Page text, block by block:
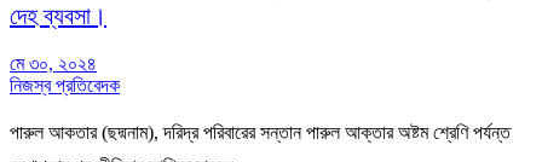
দেহ ব্যবসা।
মে ৩০, ২০২৪
নিজস্ব প্রতিবেদক
পারুল আকতার (ছদ্মনাম), দরিদ্র পরিবারের সন্তান পারুল আক্তার অষ্টম শ্রেণি পর্যন্ত